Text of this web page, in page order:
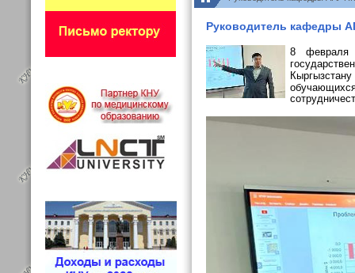
Руководитель кафедры
8 февраля